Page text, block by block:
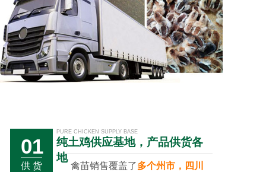
01
供 货
PURE CHICKEN SUPPLY BASE
纯土鸡供应基地，产品供货各
地
禽苗销售覆盖了多个州市，四川